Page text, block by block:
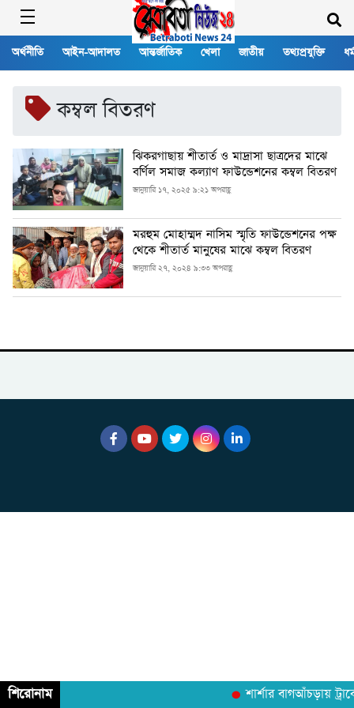
অর্থনীতি আইন-আদালত আন্তর্জাতিক খেলা জাতীয় তথ্যপ্রযুক্তি
কম্বল বিতরণ
ঝিকরগাছায় শীতার্ত ও মাদ্রাসা ছাত্রদের মাঝে
বর্ণিল সমাজ কল্যাণ ফাউন্ডেশনের কম্বল বিতরণ
জানুয়ারি ১৭, ২০২৫ ৯:২১ অপরাহ্ণ
মরহুম মোহাম্মদ নাসিম স্মৃতি ফাউন্ডেশনের পক্ষ
থেকে শীতার্ত মানুষের মাঝে কম্বল বিতরণ
জানুয়ারি ২৭, ২০২৪ ৯:৩৩ অপরাহ্ণ
শিরোনাম শার্শার বাগআঁচড়ায়